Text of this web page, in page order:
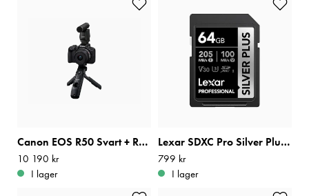
Canon EOS R50 Svart + RF-S 18-45mm f/4,5-6,3 IS STM Content Creator Kit
Pris :10 190 kr
10 190 kr
I lager
Lexar SDXC Pro Silver Plus 1066x UHS-I U3 V30 R205/W100 64GB
Pris: 799 kr
799 kr
I lager